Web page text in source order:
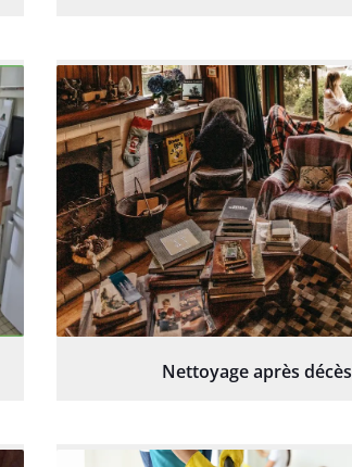
Nettoyage après décès